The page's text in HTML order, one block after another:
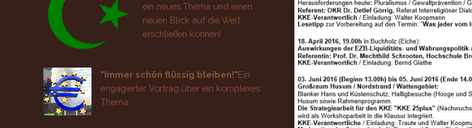
ein neues Thema und einen
neuen Blick auf die Welt
erschließen können!
"Immer schön flüssig bleiben!"Ein
engagierter Vortrag über ein komplexes
Thema.